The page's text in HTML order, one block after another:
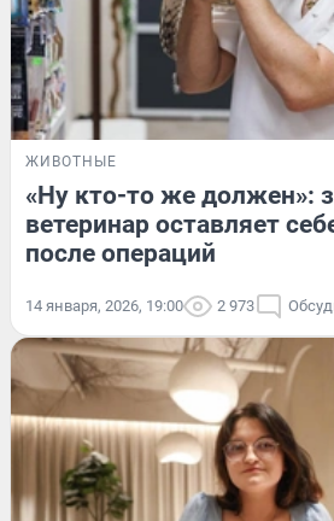
ЖИВОТНЫЕ
«Ну кто-то же должен»:
ветеринар оставляет
после операций
14 января, 2026, 19:00 2 973